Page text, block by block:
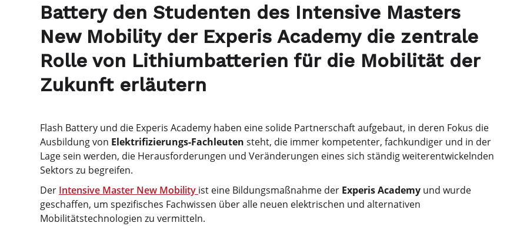
Battery den Studenten des Intensive Masters
New Mobility der Experis Academy die zentrale
Rolle von Lithiumbatterien für die Mobilität der
Zukunft erläutern
Flash Battery und die Experis Academy haben eine solide Partnerschaft aufgebaut, in deren Fokus die
Ausbildung von Elektrifizierungs-Fachleuten steht, die immer kompetenter, fachkundiger und in der
Lage sein werden, die Herausforderungen und Veränderungen eines sich ständig weiterentwickelnden
Sektors zu begreifen.
Der Intensive Master New Mobility ist eine Bildungsmaßnahme der Experis Academy und wurde
geschaffen, um spezifisches Fachwissen über alle neuen elektrischen und alternativen
Mobilitätstechnologien zu vermitteln.